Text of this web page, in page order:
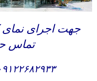
جهت اجرای نمای
تماس